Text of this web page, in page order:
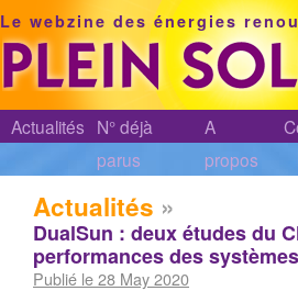
Le webzine des énergies
Actualités N° déjà
parus
A
propos
Actualités »
DualSun : deux études du
performances des
Publié le 28 May 2020